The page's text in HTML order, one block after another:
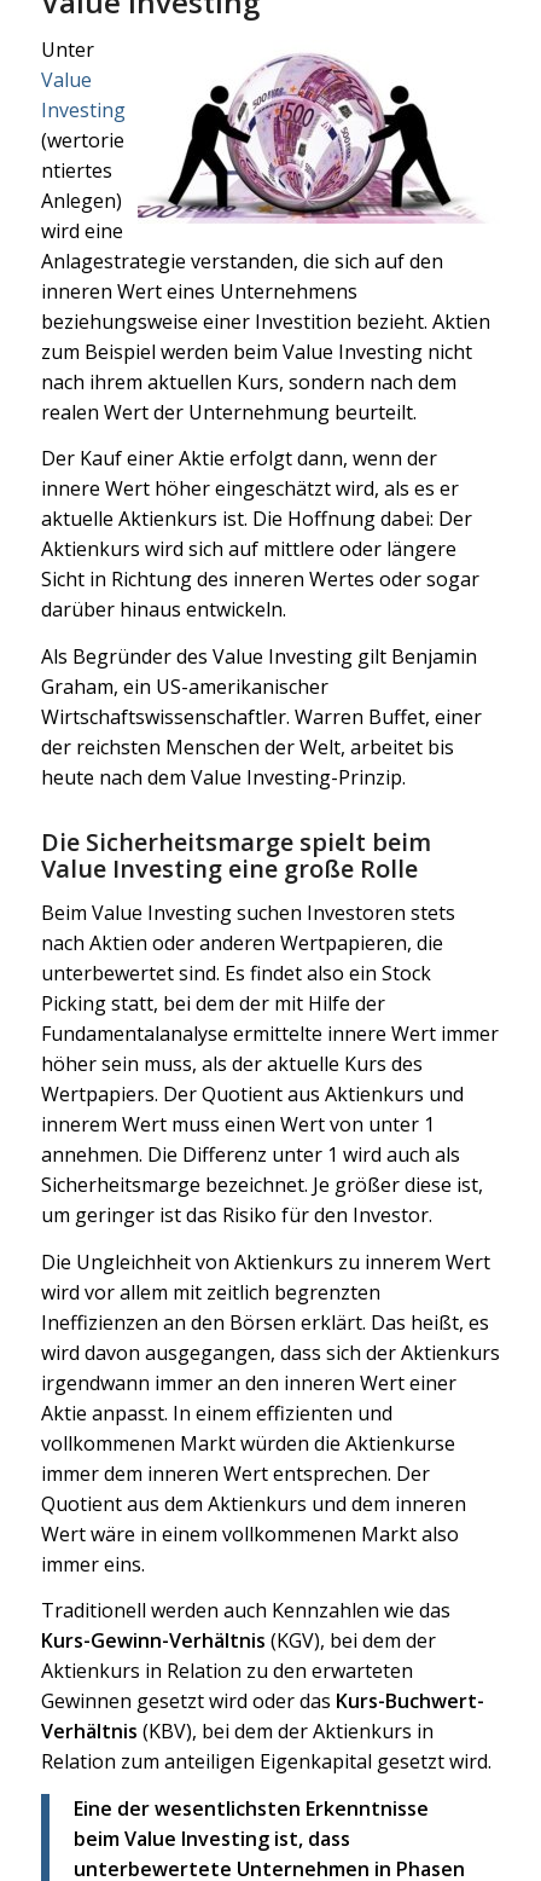
Unter
Value
Investing
(wertorie
ntiertes
Anlegen)
wird eine
Anlagestrategie verstanden, die sich auf den
inneren Wert eines Unternehmens
beziehungsweise einer Investition bezieht. Aktien
zum Beispiel werden beim Value Investing nicht
nach ihrem aktuellen Kurs, sondern nach dem
realen Wert der Unternehmung beurteilt.
Der Kauf einer Aktie erfolgt dann, wenn der
innere Wert höher eingeschätzt wird, als es er
aktuelle Aktienkurs ist. Die Hoffnung dabei: Der
Aktienkurs wird sich auf mittlere oder längere
Sicht in Richtung des inneren Wertes oder sogar
darüber hinaus entwickeln.
Als Begründer des Value Investing gilt Benjamin
Graham, ein US-amerikanischer
Wirtschaftswissenschaftler. Warren Buffet, einer
der reichsten Menschen der Welt, arbeitet bis
heute nach dem Value Investing-Prinzip.
Die Sicherheitsmarge spielt beim
Value Investing eine große Rolle
Beim Value Investing suchen Investoren stets
nach Aktien oder anderen Wertpapieren, die
unterbewertet sind. Es findet also ein Stock
Picking statt, bei dem der mit Hilfe der
Fundamentalanalyse ermittelte innere Wert immer
höher sein muss, als der aktuelle Kurs des
Wertpapiers. Der Quotient aus Aktienkurs und
innerem Wert muss einen Wert von unter 1
annehmen. Die Differenz unter 1 wird auch als
Sicherheitsmarge bezeichnet. Je größer diese ist,
um geringer ist das Risiko für den Investor.
Die Ungleichheit von Aktienkurs zu innerem Wert
wird vor allem mit zeitlich begrenzten
Ineffizienzen an den Börsen erklärt. Das heißt, es
wird davon ausgegangen, dass sich der Aktienkurs
irgendwann immer an den inneren Wert einer
Aktie anpasst. In einem effizienten und
vollkommenen Markt würden die Aktienkurse
immer dem inneren Wert entsprechen. Der
Quotient aus dem Aktienkurs und dem inneren
Wert wäre in einem vollkommenen Markt also
immer eins.
Traditionell werden auch Kennzahlen wie das
Kurs-Gewinn-Verhältnis (KGV), bei dem der
Aktienkurs in Relation zu den erwarteten
Gewinnen gesetzt wird oder das Kurs-Buchwert-
Verhältnis (KBV), bei dem der Aktienkurs in
Relation zum anteiligen Eigenkapital gesetzt wird.
Eine der wesentlichsten Erkenntnisse
beim Value Investing ist, dass
unterbewertete Unternehmen in Phasen